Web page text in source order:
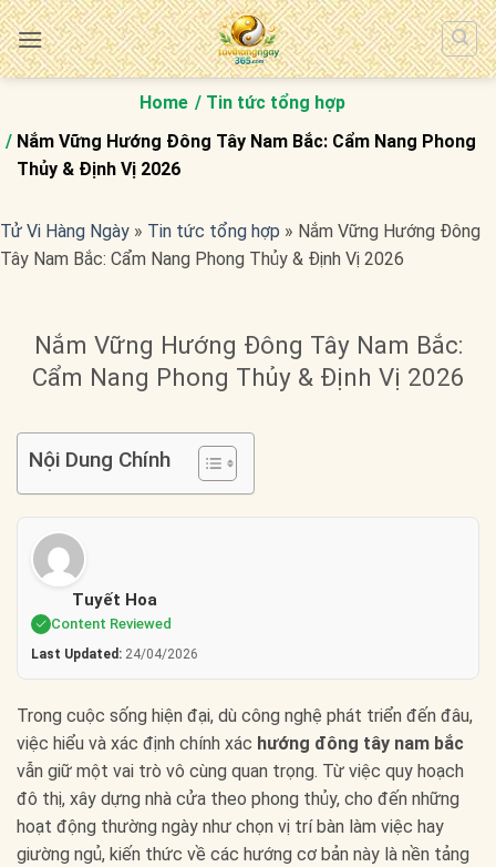
Bỏ
qua
nội
Home
Tin tức tổng hợp
Nắm Vững Hướng Đông Tây Nam Bắc: Cẩm Nang Phong
Thủy & Định Vị 2026
Tử Vi Hàng Ngày » Tin tức tổng hợp » Nắm Vững Hướng Đông
Tây Nam Bắc: Cẩm Nang Phong Thủy & Định Vị 2026
Nắm Vững Hướng Đông Tây Nam Bắc:
Cẩm Nang Phong Thủy & Định Vị 2026
Nội Dung Chính
Tuyết Hoa
Content Reviewed
Last Updated: 24/04/2026
Trong cuộc sống hiện đại, dù công nghệ phát triển đến đâu,
việc hiểu và xác định chính xác hướng đông tây nam bắc
vẫn giữ một vai trò vô cùng quan trọng. Từ việc quy hoạch
đô thị, xây dựng nhà cửa theo phong thủy, cho đến những
hoạt động thường ngày như chọn vị trí bàn làm việc hay
giường ngủ, kiến thức về các hướng cơ bản này là nền tảng